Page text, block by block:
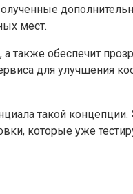
мест.
обеспечит
для улучшения
такой
которые уже